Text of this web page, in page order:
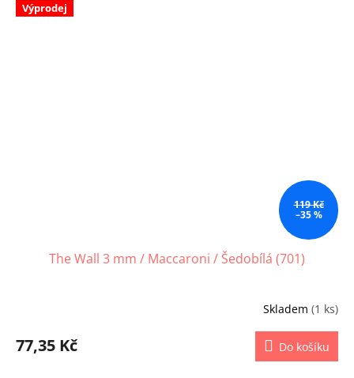
Výprodej
119 Kč
–35 %
The Wall 3 mm / Maccaroni / Šedobílá (701)
Skladem (1 ks)
77,35 Kč Do košíku